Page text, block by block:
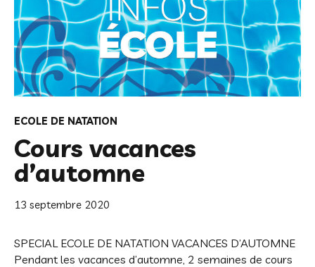
ECOLE DE NATATION
Cours vacances
d’automne
13 septembre 2020
SPECIAL ECOLE DE NATATION VACANCES D’AUTOMNE
Pendant les vacances d’automne, 2 semaines de cours